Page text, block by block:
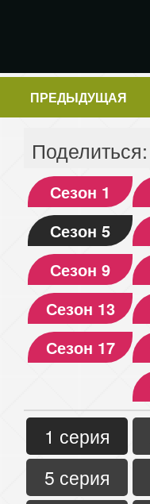
ПРЕДЫДУЩАЯ
Поделиться:
Сезон 1
Сезон 5
Сезон 9
Сезон 13
Сезон 17
1 серия
5 серия